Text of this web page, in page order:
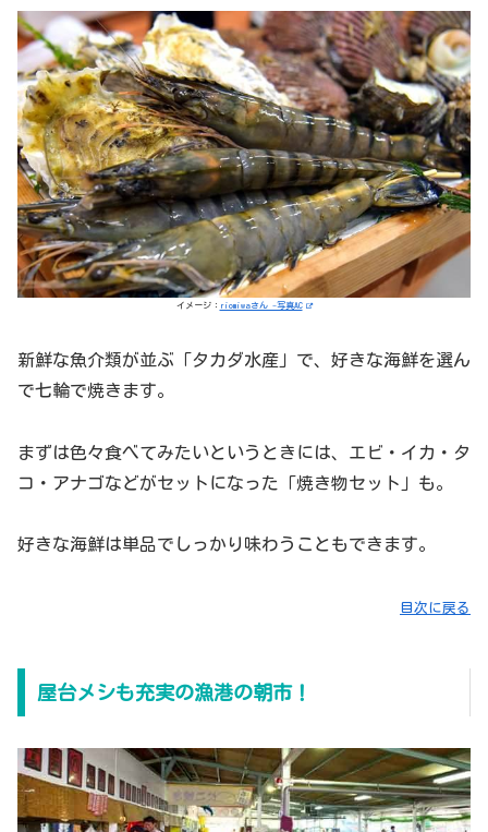
イメージ： riomiwaさん -写真AC
新鮮な魚介類が並ぶ「タカダ水産」で、好きな海鮮を選ん
で七輪で焼きます。
まずは色々食べてみたいというときには、エビ・イカ・タ
コ・アナゴなどがセットになった「焼き物セット」も。
好きな海鮮は単品でしっかり味わうこともできます。
目次に戻る
屋台メシも充実の漁港の朝市！